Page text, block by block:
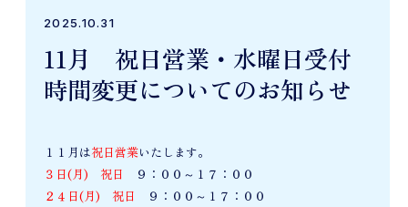
2025.10.31
11月 祝日営業・水曜日受付
時間変更についてのお知らせ
１１月は祝日営業いたします。
３日(月) 祝日
９：００～１７：００
２４日(月) 祝日
９：００～１７：００